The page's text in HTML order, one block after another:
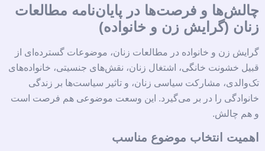
چالش‌ها و فرصت‌ها در پایان‌نامه مطالعات
زنان (گرایش زن و خانواده)
گرایش زن و خانواده در مطالعات زنان، موضوعات گسترده‌ای از
قبیل خشونت خانگی، اشتغال زنان، نقش‌های جنسیتی، خانواده‌های
تک‌والدی، مشارکت سیاسی زنان، و تاثیر سیاست‌ها بر زندگی
خانوادگی را در بر می‌گیرد. این وسعت موضوعی هم فرصت است
و هم چالش.
اهمیت انتخاب موضوع مناسب